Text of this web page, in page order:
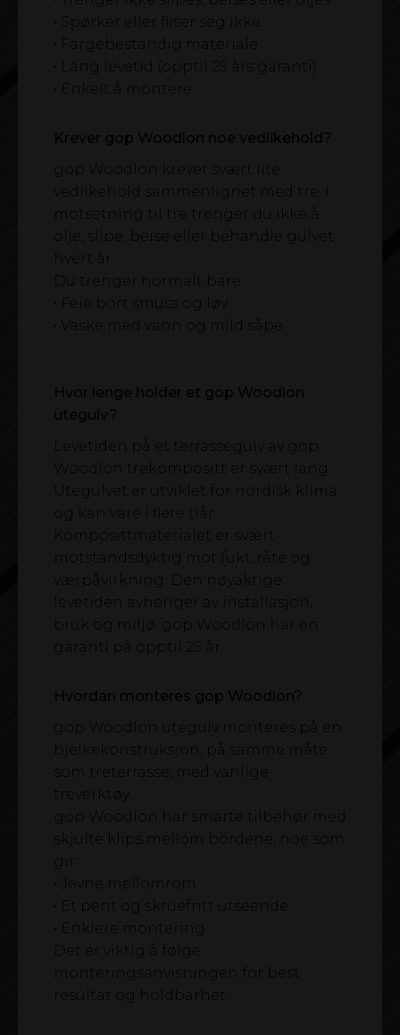
• Spørker eller fliser seg ikke
• Fargebestandig materiale
• Lang levetid (opptil 25 års garanti)
• Enkelt å montere
Krever gop Woodlon noe vedlikehold?
gop Woodlon krever svært lite
vedlikehold sammenlignet med tre. I
motsetning til tre trenger du ikke å
olje, slipe, beise eller behandle gulvet
hvert år.
Du trenger normalt bare:
• Feie bort smuss og løv
• Vaske med vann og mild såpe
Hvor lenge holder et gop Woodlon
utegulv?
Levetiden på et terrassegulv av gop
Woodlon trekompositt er svært lang.
Utegulvet er utviklet for nordisk klima
og kan vare i flere tiår.
Komposittmaterialet er svært
motstandsdyktig mot fukt, råte og
værpåvirkning. Den nøyaktige
levetiden avhenger av installasjon,
bruk og miljø. gop Woodlon har en
garanti på opptil 25 år.
Hvordan monteres gop Woodlon?
gop Woodlon utegulv monteres på en
bjelkekonstruksjon, på samme måte
som treterrasse, med vanlige
treverktøy.
gop Woodlon har smarte tilbehør med
skjulte klips mellom bordene, noe som
gir:
• Jevne mellomrom
• Et pent og skruefritt utseende
• Enklere montering
Det er viktig å følge
monteringsanvisningen for best
resultat og holdbarhet.